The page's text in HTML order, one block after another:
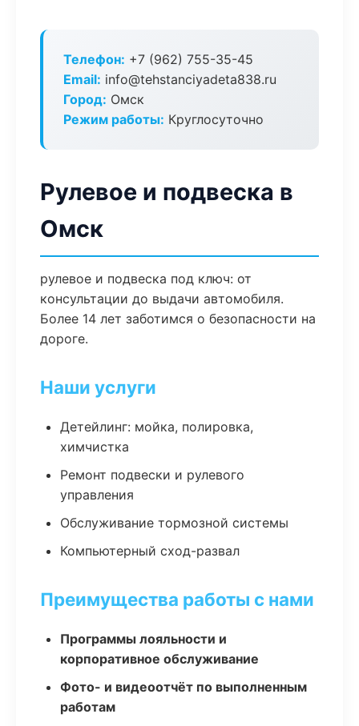
Телефон: +7 (962) 755-35-45
Email: info@tehstanciyadeta838.ru
Город: Омск
Режим работы: Круглосуточно
Рулевое и подвеска в
Омск
рулевое и подвеска под ключ: от
консультации до выдачи автомобиля.
Более 14 лет заботимся о безопасности на
дороге.
Наши услуги
Детейлинг: мойка, полировка,
химчистка
Ремонт подвески и рулевого
управления
Обслуживание тормозной системы
Компьютерный сход-развал
Преимущества работы с нами
Программы лояльности и
корпоративное обслуживание
Фото- и видеоотчёт по выполненным
работам